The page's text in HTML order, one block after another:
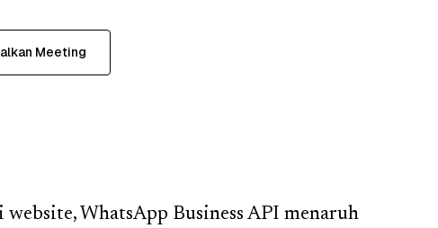
Meeting
WhatsApp Business API menaruh